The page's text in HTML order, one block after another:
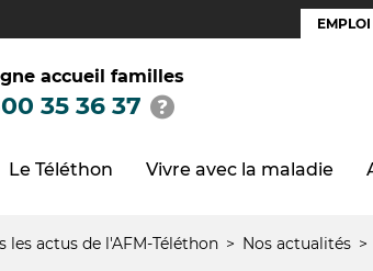
Espaces
EMPLOI
accueil familles
35 36 37
Le Téléthon Vivre avec la maladie
les actus de l'AFM-Téléthon Nos actualités